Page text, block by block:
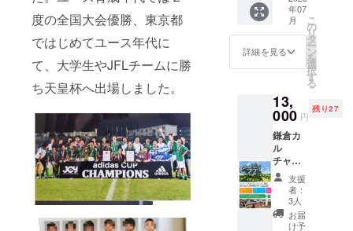
度の全国大会優勝、東京都
ではじめてユース年代に
て、大学生やJFLチームに勝
ち天皇杯へ出場しました。
いただ
けま
す。 こ
に、松
村の知
「健
康」と
「成
長」の
ために
活かし
てみま
せん
か？
2025年
は、当
日の記
録動画
でご自
身の
ペース
するこ
とも可
能で
す。 *
必要な
環境: ス
マート
フォン
または
iPad、
そして
問いま
せん）
につき
まして
も、主
催者側
切の責
任を負
いかね
ますこ
とを、
あらか
じめご
了承い
ただけ
ますよ
うお願
各自の
ご都合
にて対
事も可
能で
イン
レッス
ンで
は、ス
マート
フォン
又はI
パット
を使用
しま
様々な
ご意見
やご感
想、ご
り良い
活動へ
ていく
ことを
目的と
してい
ます。
クラウ
ドファ
ンディ
フィジ
テクと
は？(イ
メージ
秒)https
://youtu.
be/_obg
_q2aHs
0?
si=590
HUzKJI
Dyvb3S
より詳
しく全
～60分
の施術
サービ
スを提
供して
いま
ず、当
院にご
来院い
ただ
き、お
客様の
状態を
確認し
それぞ
れの状
態に応
年07
月
詳細を見る
こ
の
リ
タ
ー
ン
を
選
択
す
る
13,
000 円
残り27
️鎌倉カ
ル
チャー
セン
ター ピ
ラティ
スグ
ループ
支援
者：
3人
お届
け予